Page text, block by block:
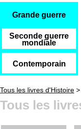
Grande guerre
Seconde guerre
mondiale
Contemporain
Tous les livres d'Histoire >
Tous les